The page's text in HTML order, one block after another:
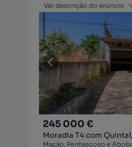
Ver descrição do anúncio
245 000 €
Moradia T4 com
Mação, Penhascoso e